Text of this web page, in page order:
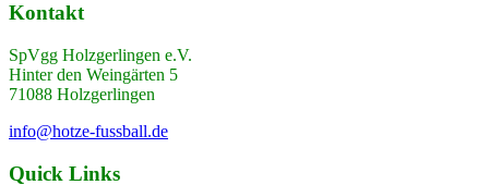
Kontakt
SpVgg Holzgerlingen e.V.
Hinter den Weingärten 5
71088 Holzgerlingen
info@hotze-fussball.de
Quick Links